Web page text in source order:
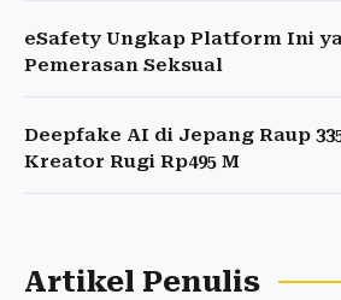
eSafety Ungkap Platform Ini
Pemerasan Seksual
Deepfake AI di Jepang Raup
Kreator Rugi Rp495 M
Artikel Penulis